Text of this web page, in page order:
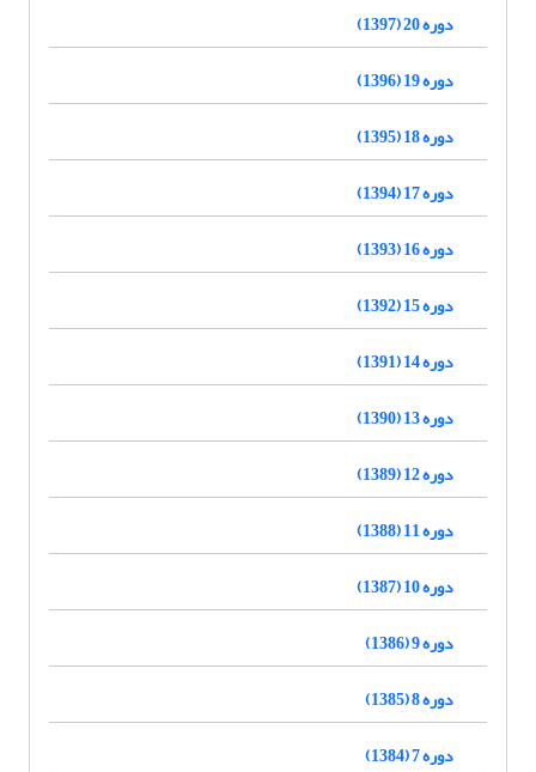
دوره 20 (1397)
دوره 19 (1396)
دوره 18 (1395)
دوره 17 (1394)
دوره 16 (1393)
دوره 15 (1392)
دوره 14 (1391)
دوره 13 (1390)
دوره 12 (1389)
دوره 11 (1388)
دوره 10 (1387)
دوره 9 (1386)
دوره 8 (1385)
دوره 7 (1384)